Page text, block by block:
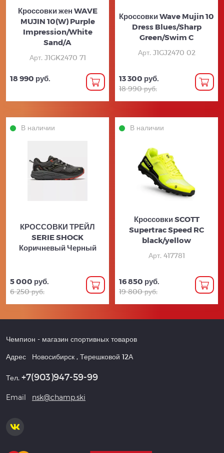
Кроссовки жен WAVE
MUJIN 10(W) Purple
Impression/White
Sand/A
Арт. J1GK2470 71
18 990 руб.
Кроссовки Wave Mujin 10
Dress Blues/Sharp
Green/Swim C
Арт. J1GJ2470 02
13 300 руб.
18 990 руб.
В наличии
КРОССОВКИ ТРЕЙЛ
SERIE SHOCK
Коричневый Черный
5 000 руб.
6 250 руб.
В наличии
Кроссовки SCOTT
Supertrac Speed RC
black/yellow
Арт. 417781
16 850 руб.
19 800 руб.
Чемпион - магазин спортивных товаров
Адрес Новосибирск , Терешковой 12А
Тел. +7(903)947-59-99
Email nsk@champ.ski